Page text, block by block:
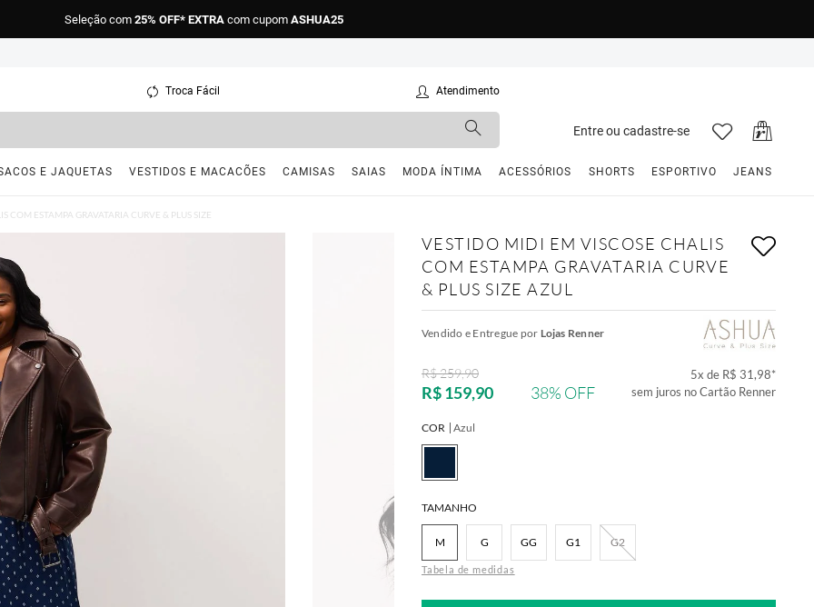
Seleção com 25% OFF* EXTRA com cupom ASHUA25
Troca Fácil Atendimento
Entre ou cadastre-se
E JAQUETAS VESTIDOS E MACACÕES CAMISAS SAIAS MODA ÍNTIMA ACESSÓRIOS SHORTS ESPORTIVO JEANS
COM ESTAMPA GRAVATARIA CURVE & PLUS SIZE
VESTIDO MIDI EM VISCOSE CHALIS
COM ESTAMPA GRAVATARIA CURVE
& PLUS SIZE AZUL
Vendido e Entregue por Lojas Renner
R$ 259,90
R$ 159,90 38% OFF
5x de R$ 31,98*
sem juros no Cartão Renner
COR Azul
TAMANHO
M G GG G1 G2
Tabela de medidas